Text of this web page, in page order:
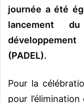
journée a été
lancement
(PADEL).
Pour la
pour